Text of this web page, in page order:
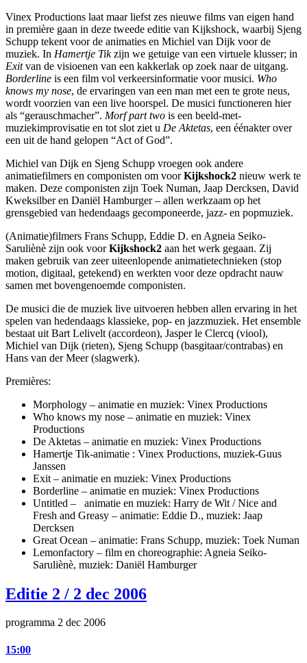
Vinex Productions laat maar liefst zes nieuwe films van eigen hand
in première gaan in deze tweede editie van Kijkshock, waarbij Sjeng
Schupp tekent voor de animaties en Michiel van Dijk voor de
muziek. In Hamertje Tikzijn we getuige van een virtuele klusser; in
Exitvan de visioenen van een kakkerlak op zoek naar de uitgang.
Borderline is een film vol verkeersinformatie voor musici. Who
knows my nose, de ervaringen van een man met een te grote neus,
wordt voorzien van een live hoorspel. De musici functioneren hier
als “gerauschmacher”. Morf part two is een beeld-met-
muziekimprovisatie en tot slot ziet u De Aktetas, een éénakter over
een uit de hand gelopen “Act of God”.
Michiel van Dijk en Sjeng Schupp vroegen ook andere
animatiefilmers en componisten om voorKijkshock2 nieuw werk te
maken. Deze componisten zijn Toek Numan, Jaap Dercksen, David
Kweksilber en Daniël Hamburger – allen werkzaam op het
grensgebied van hedendaags gecomponeerde, jazz- en popmuziek.
(Animatie)filmers Frans Schupp, Eddie D. en Agneia Seiko-
Saruliènè zijn ook voorKijkshock2 aan het werk gegaan. Zij
maken gebruik van zeer uiteenlopende animatietechnieken (stop
motion, digitaal, getekend) en werkten voor deze opdracht nauw
samen met bovengenoemde componisten.
De musici die de muziek live uitvoeren hebben allen ervaring in het
spelen van hedendaags klassieke, pop- en jazzmuziek. Het ensemble
bestaat uit Bart Lelivelt (accordeon), Jasper le Clercq (viool),
Michiel van Dijk (rieten), Sjeng Schupp (basgitaar/contrabas) en
Hans van der Meer (slagwerk).
Premières:
Morphology – animatie en muziek: Vinex Productions
Who knows my nose – animatie en muziek: Vinex
Productions
De Aktetas – animatie en muziek: Vinex Productions
Hamertje Tik-animatie : Vinex Productions, muziek-Guus
Janssen
Exit – animatie en muziek: Vinex Productions
Borderline – animatie en muziek: Vinex Productions
Untitled – animatie en muziek: Harry de Wit / Nice and
Fresh and Greasy – animatie: Eddie D., muziek: Jaap
Dercksen
Great Ocean – animatie: Frans Schupp, muziek: Toek Numan
Lemonfactory – film en choreographie: Agneia Seiko-
Saruliènè, muziek: Daniël Hamburger
Editie 2 / 2 dec 2006
programma 2 dec 2006
15:00